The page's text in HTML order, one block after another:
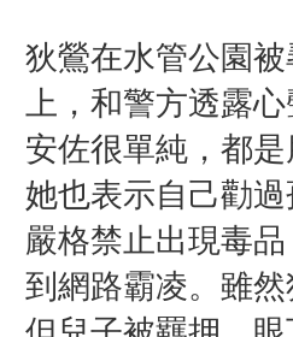
狄鶯在水管公園
上，和警方透露
安佐很單純，都是
她也表示自己勸
嚴格禁止出現毒
到網路霸凌。雖然